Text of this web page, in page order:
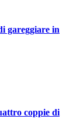
gareggiare in
coppie di